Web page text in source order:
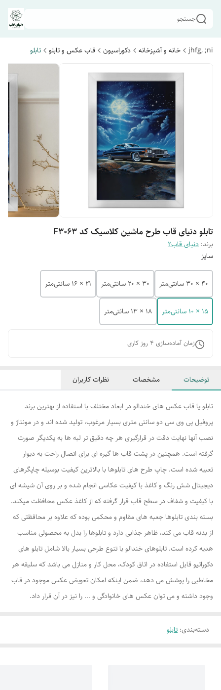
جستجو
jhfg, ;ni خانه و آشپزخانه دکوراسیون قاب عکس و تابلو تابلو
تابلو دنیای قاب طرح ماشین کلاسیک کد F3063
برند: دنیای قاب2
سایز
40 × 30 سانتی‌متر 30 × 20 سانتی‌متر 21 × 16 سانتی‌متر
15 × 10 سانتی‌متر 18 × 13 سانتی‌متر
زمان آماده‌سازی 4 روز کاری
توضیحات مشخصات نظرات کاربران
تابلو یا قاب عکس های خندالو در ابعاد مختلف با استفاده از بهترین برند
پروفیل پی وی سی دو سانتی متری بسیار مرغوب، تولید شده اند و در مونتاژ و
نصب آنها نهایت دقت در قرارگیری هر چه دقیق تر لبه ها به یکدیگر صورت
گرفته است. همچنین در پشت قاب ها گیره ای برای اتصال راحت به دیوار
تعبیه شده است. چاپ طرح های تابلوها با بالاترین کیفیت بوسیله چاپگرهای
دیجیتال شش رنگ و کاغذ با کیفیت عکاسی انجام شده و بر روی آن شیشه ای
با کیفیت و شفاف در سطح قاب قرار گرفته که از کاغذ عکس محافظت میکند.
بسته بندی تابلوها جعبه های مقاوم و محکمی بوده که علاوه بر محافظتی که
از بدنه قاب می کند، ظاهر جذابی دارد و تابلوها را بدل به محصولی مناسب
هدیه کرده است. تابلوهای خندالو با تنوع طرحی بسیار بالا شامل تابلو های
دکوراتیو قابل استفاده در اتاق کودک، محل کار و منازل می باشد که سلیقه هر
مخاطبی را پوشش می دهد، ضمن اینکه امکان تعویض عکس موجود در قاب
وجود داشته و می توان عکس های خانوادگی و ... را نیز در آن قرار داد.
دسته‌بندی: تابلو